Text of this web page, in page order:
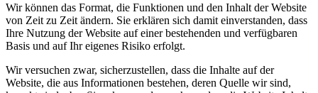
Wir können das Format, die Funktionen und den Inhalt der Website
von Zeit zu Zeit ändern. Sie erklären sich damit einverstanden, dass
Ihre Nutzung der Website auf einer bestehenden und verfügbaren
Basis und auf Ihr eigenes Risiko erfolgt.
Wir versuchen zwar, sicherzustellen, dass die Inhalte auf der
Website, die aus Informationen bestehen, deren Quelle wir sind,